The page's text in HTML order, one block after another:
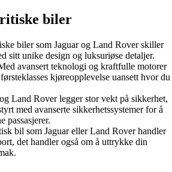
biler
biler som Jaguar og Land Rover skiller
sitt unike design og luksuriøse detaljer.
avansert teknologi og kraftfulle motorer
kjøreopplevelse uansett hvor du
Land Rover legger stor vekt på sikkerhet,
med avanserte sikkerhetssystemer for å
passasjerer.
bil som Jaguar eller Land Rover handler
det handler også om å uttrykke din